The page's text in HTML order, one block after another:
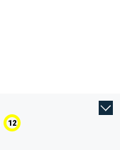
12